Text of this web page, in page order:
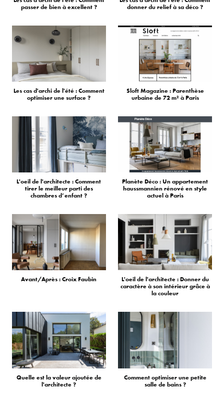
passer de bien à excellent ?
donner du relief à sa déco ?
Les cas d'archi de l'été : Comment
optimiser une surface ?
Sloft Magazine : Parenthèse
urbaine de 72 m² à Paris
L'oeil de l'architecte : Comment
tirer le meilleur parti des
chambres d’enfant ?
Planète Déco : Un appartement
haussmannien rénové en style
actuel à Paris
Avant/Après : Croix Faubin
L'oeil de l'architecte : Donner du
caractère à son intérieur grâce à
la couleur
Quelle est la valeur ajoutée de
l'architecte ?
Comment optimiser une petite
salle de bains ?